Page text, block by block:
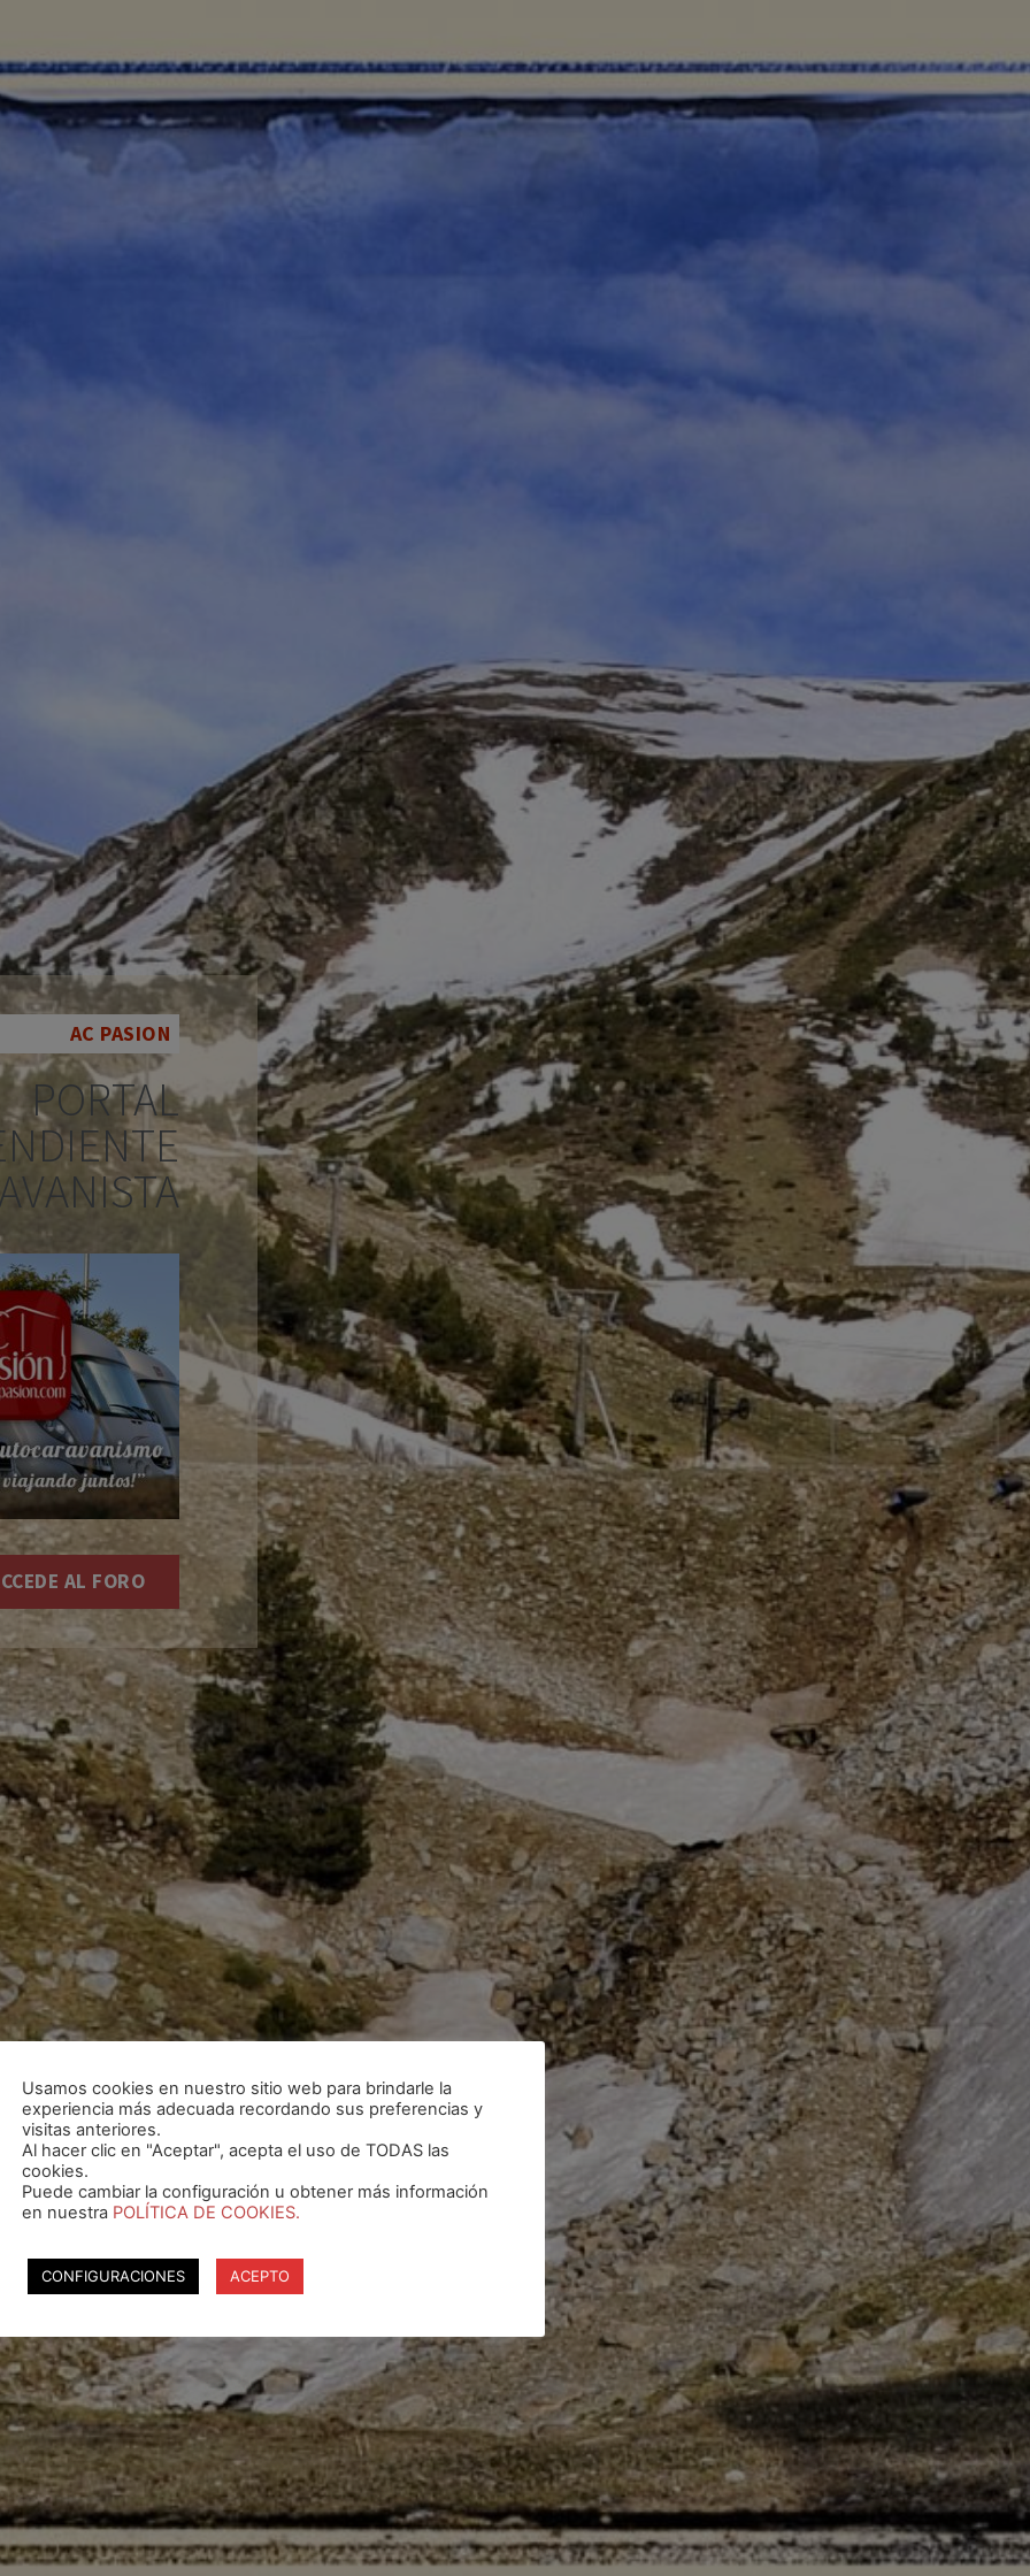
AC PASION
PORTAL
AL FORO
Usamos cookies en nuestro sitio web para brindarle la
experiencia más adecuada recordando sus preferencias y
visitas anteriores.
Al hacer clic en "Aceptar", acepta el uso de TODAS las
cookies.
Puede cambiar la configuración u obtener más información
en nuestra POLÍTICA DE COOKIES.
CONFIGURACIONES ACEPTO